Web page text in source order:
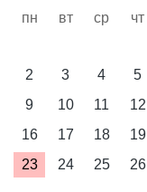
пн вт ср чт
2
3 4 5
9
10 11 12
16
17 18 19
23
24 25 26